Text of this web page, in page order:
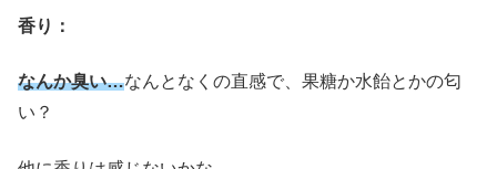
香り：
なんか臭い…なんとなくの直感で、果糖か水飴とかの匂
い？